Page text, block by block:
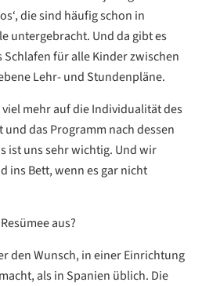
die sind häufig schon in
untergebracht. Und da gibt es
für alle Kinder zwischen
Lehr- und Stundenpläne.
mehr auf die Individualität des
das Programm nach dessen
ist uns sehr wichtig. Und wir
ins Bett, wenn es gar nicht
aus?
den Wunsch, in einer Einrichtung
als in Spanien üblich. Die